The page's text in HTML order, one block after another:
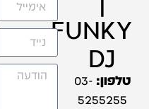
FUNKY
DJ
טלפון: 03-
5255255